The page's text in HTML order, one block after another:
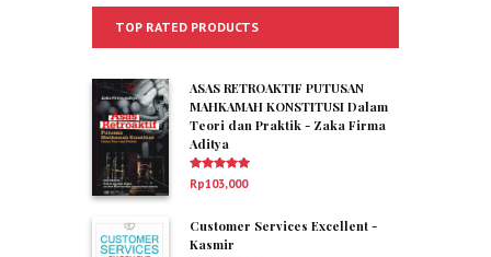
TOP RATED PRODUCTS
ASAS RETROAKTIF PUTUSAN
MAHKAMAH KONSTITUSI Dalam
Teori dan Praktik - Zaka Firma
Aditya
Dinilai 5.00
dari 5
Rp103,000
Customer Services Excellent -
Kasmir